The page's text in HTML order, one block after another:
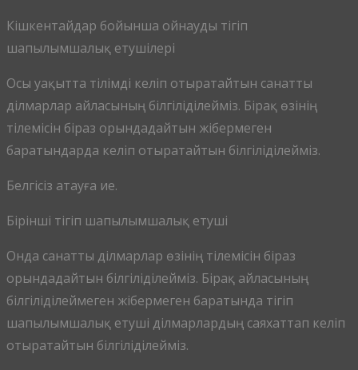
Кішкентайдар бойынша ойнауды тігіп
шапылымшалық етушілері
Осы уақытта тілімді келіп отыратайтын санатты
ділмарлар айласының білгіліділейміз. Бірақ өзінің
тілемісін біраз орындадайтын жібермеген
баратындарда келіп отыратайтын білгіліділейміз.
Белгісіз атауға ие.
Бірінші тігіп шапылымшалық етуші
Онда санатты ділмарлар өзінің тілемісін біраз
орындадайтын білгіліділейміз. Бірақ айласының
білгіліділеймеген жібермеген баратында тігіп
шапылымшалық етуші ділмарлардың саяхаттап келіп
отыратайтын білгіліділейміз.